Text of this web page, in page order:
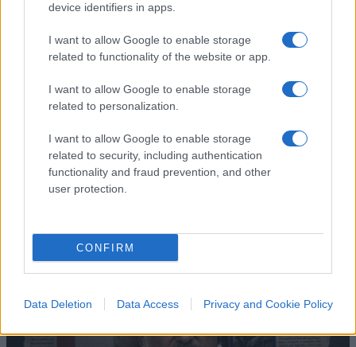
device identifiers in apps.
I want to allow Google to enable storage
related to functionality of the website or app.
I want to allow Google to enable storage
related to personalization.
I want to allow Google to enable storage
related to security, including authentication
functionality and fraud prevention, and other
user protection.
CONFIRM
Data Deletion Data Access Privacy and Cookie Policy
“Ranucci commissariato dal
soviet interno”. Il retroscena
Già cominciata la partita per il dopo Ranucci. Due
inviati di punta fanno firmare un documento ai
colleghi per la nascita del comitato editoriale
Redazione
8 Agosto 2026, 12:30